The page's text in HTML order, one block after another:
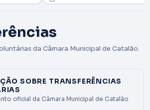
da Câmara Municipal de Catalão.
SOBRE TRANSFERÊNCIAS
oficial da Câmara Municipal de Catalão